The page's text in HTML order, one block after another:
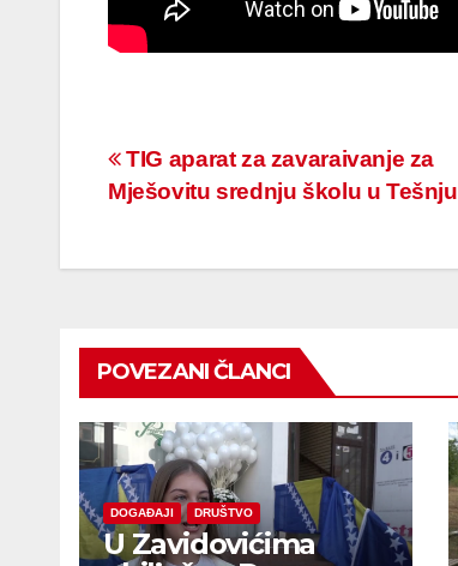
Navigacija
članaka
TIG aparat za zavaraivanje za
Mješovitu srednju školu u Tešnju
POVEZANI ČLANCI
DOGAĐAJI DRUŠTVO
U Zavidovićima